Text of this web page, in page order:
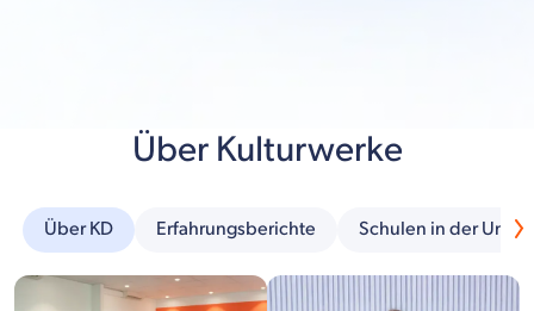
Über Kulturwerke
Über KD Erfahrungsberichte Schulen in der